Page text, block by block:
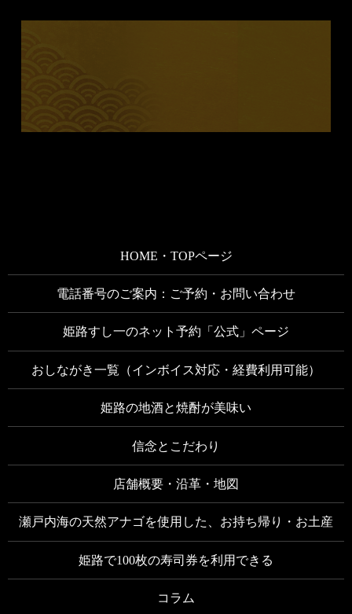
HOME・TOPページ
電話番号のご案内：ご予約・お問い合わせ
姫路すし一のネット予約「公式」ページ
おしながき一覧（インボイス対応・経費利用可能）
姫路の地酒と焼酎が美味い
信念とこだわり
店舗概要・沿革・地図
瀬戸内海の天然アナゴを使用した、お持ち帰り・お土産
姫路で100枚の寿司券を利用できる
コラム